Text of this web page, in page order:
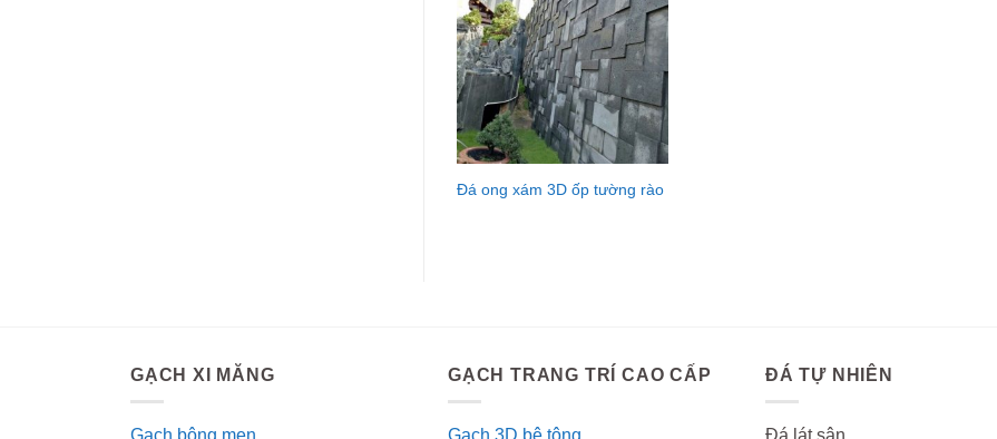
Đá ong xám 3D ốp tường rào
GẠCH XI MĂNG GẠCH TRANG TRÍ CAO CẤP ĐÁ TỰ NHIÊN